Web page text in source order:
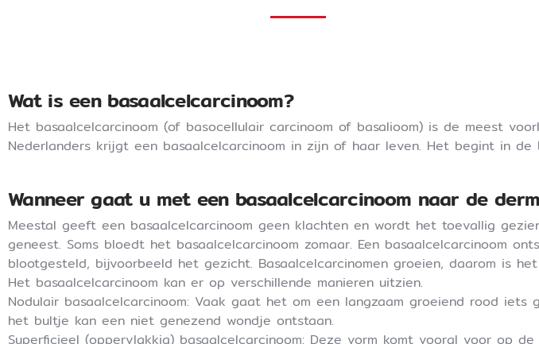
Wat is een basaalcelcarcinoom?
Het basaalcelcarcinoom (of basocellulair carcinoom of basalioom) is de meest
Nederlanders krijgt een basaalcelcarcinoom in zijn of haar leven. Het begint in
Wanneer gaat u met een basaalcelcarcinoom naar de
Meestal geeft een basaalcelcarcinoom geen klachten en wordt het toevallig
geneest. Soms bloedt het basaalcelcarcinoom zomaar. Een basaalcelcarcinoom
blootgesteld, bijvoorbeeld het gezicht. Basaalcelcarcinomen groeien, daarom is
Het basaalcelcarcinoom kan er op verschillende manieren uitzien.
Nodulair basaalcelcarcinoom: Vaak gaat het om een langzaam groeiend rood
het bultje kan een niet genezend wondje ontstaan.
Superficieel (oppervlakkig) basaalcelcarcinoom: Deze vorm komt vooral voor op